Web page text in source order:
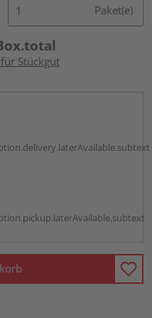
Paket(e)
Stückgut